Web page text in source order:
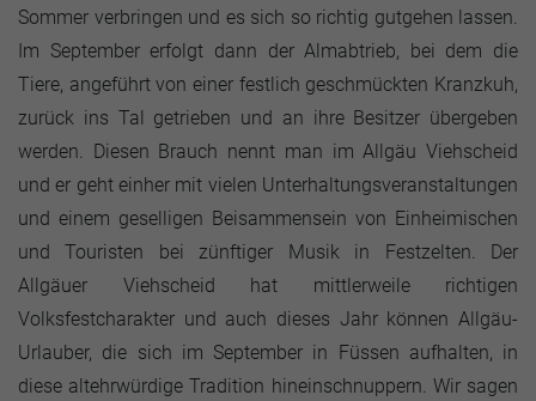
Sommer verbringen und es sich so richtig gutgehen lassen.
Im September erfolgt dann der Almabtrieb, bei dem die
Tiere, angeführt von einer festlich geschmückten Kranzkuh,
zurück ins Tal getrieben und an ihre Besitzer übergeben
werden. Diesen Brauch nennt man im Allgäu Viehscheid
und er geht einher mit vielen Unterhaltungsveranstaltungen
und einem geselligen Beisammensein von Einheimischen
und Touristen bei zünftiger Musik in Festzelten. Der
Allgäuer Viehscheid hat mittlerweile richtigen
Volksfestcharakter und auch dieses Jahr können Allgäu-
Urlauber, die sich im September in Füssen aufhalten, in
diese altehrwürdige Tradition hineinschnuppern. Wir sagen